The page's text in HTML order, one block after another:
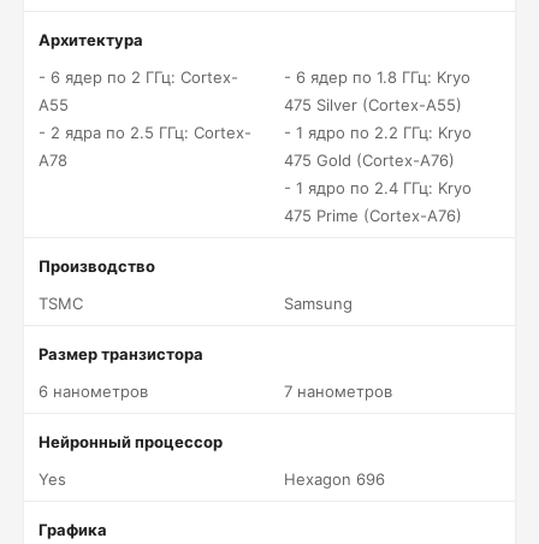
Архитектура
- 6 ядер по 2 ГГц: Cortex-
A55
- 2 ядра по 2.5 ГГц: Cortex-
A78
- 6 ядер по 1.8 ГГц: Kryo
475 Silver (Cortex-A55)
- 1 ядро по 2.2 ГГц: Kryo
475 Gold (Cortex-A76)
- 1 ядро по 2.4 ГГц: Kryo
475 Prime (Cortex-A76)
Производство
TSMC
Samsung
Размер транзистора
6 нанометров
7 нанометров
Нейронный процессор
Yes
Hexagon 696
Графика